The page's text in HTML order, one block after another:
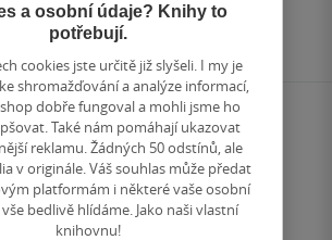
na
stránku
a osobní údaje? Knihy to
potřebují.
cookies jste určitě již slyšeli. I my je
shromažďování a analýze informací,
dobře fungoval a mohli jsme ho
Také nám pomáhají ukazovat
reklamu. Žádných 50 odstínů, ale
v originále. Váš souhlas může předat
platformám i některé vaše osobní
bedlivě hlídáme. Jako naši vlastní
knihovnu!